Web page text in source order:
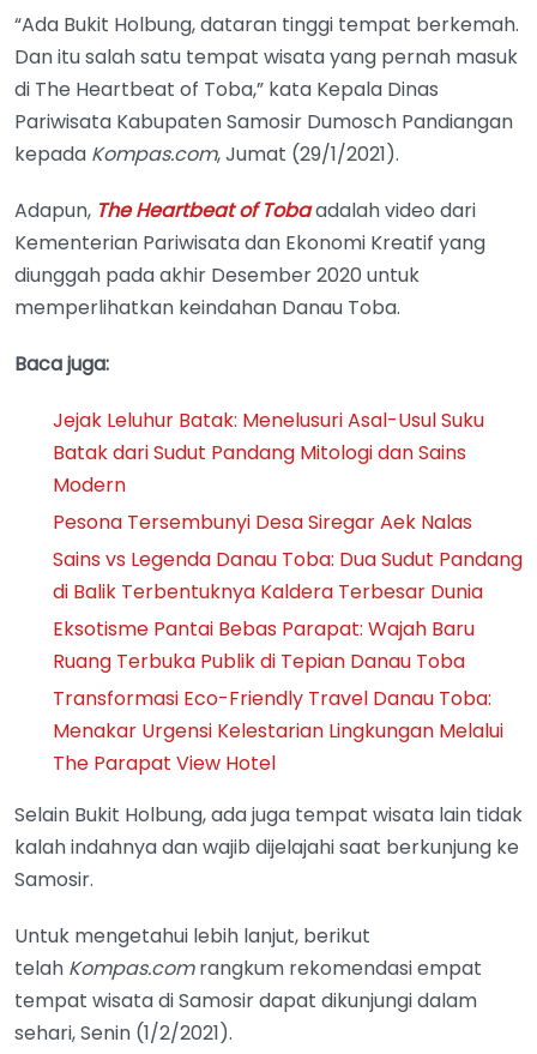
“Ada Bukit Holbung, dataran tinggi tempat berkemah.
Dan itu salah satu tempat wisata yang pernah masuk
di The Heartbeat of Toba,” kata Kepala Dinas
Pariwisata Kabupaten Samosir Dumosch Pandiangan
kepada Kompas.com, Jumat (29/1/2021).
Adapun, The Heartbeat of Tobaadalah video dari
Kementerian Pariwisata dan Ekonomi Kreatif yang
diunggah pada akhir Desember 2020 untuk
memperlihatkan keindahan Danau Toba.
Baca juga:
Jejak Leluhur Batak: Menelusuri Asal-Usul Suku
Batak dari Sudut Pandang Mitologi dan Sains
Modern
Pesona Tersembunyi Desa Siregar Aek Nalas
Sains vs Legenda Danau Toba: Dua Sudut Pandang
di Balik Terbentuknya Kaldera Terbesar Dunia
Eksotisme Pantai Bebas Parapat: Wajah Baru
Ruang Terbuka Publik di Tepian Danau Toba
Transformasi Eco-Friendly Travel Danau Toba:
Menakar Urgensi Kelestarian Lingkungan Melalui
The Parapat View Hotel
Selain Bukit Holbung, ada juga tempat wisata lain tidak
kalah indahnya dan wajib dijelajahi saat berkunjung ke
Samosir.
Untuk mengetahui lebih lanjut, berikut
telah Kompas.comrangkum rekomendasi empat
tempat wisata di Samosir dapat dikunjungi dalam
sehari, Senin (1/2/2021).